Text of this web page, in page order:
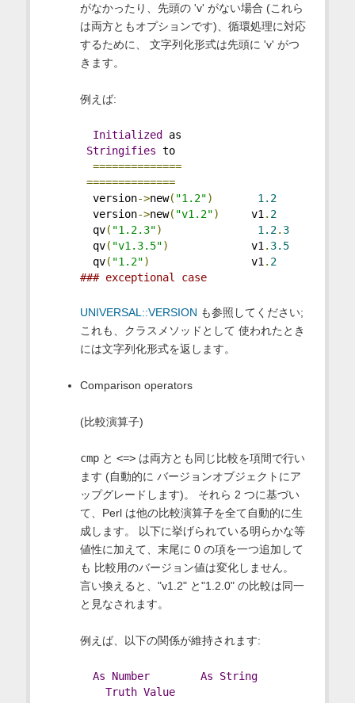
がなかったり、先頭の 'v' がない場合 (これら
は両方ともオプションです)、循環処理に対応
するために、 文字列化形式は先頭に 'v' がつ
きます。
例えば:
Initialized
as
Stringifies to
==============
==============
version->new( "1.2")
1.2
version->new( "v1.2") v1 . 2
qv( "1.2.3") 1.2. 3
qv( "v1.3.5") v1 . 3.5
qv( "1.2") v1 . 2
### exceptional case
UNIVERSAL::VERSION も参照してください;
これも、クラスメソッドとして 使われたとき
には文字列化形式を返します。
Comparison operators
(比較演算子)
cmpと <=>は両方とも同じ比較を項間で行い
ます (自動的に バージョンオブジェクトにア
ップグレードします)。 それら 2 つに基づい
て、Perl は他の比較演算子を全て自動的に生
成します。 以下に挙げられている明らかな等
値性に加えて、末尾に 0 の項を一つ追加して
も 比較用のバージョン値は変化しません。
言い換えると、"v1.2" と"1.2.0" の比較は同一
と見なされます。
例えば、以下の関係が維持されます:
As Number As
String
Truth Value